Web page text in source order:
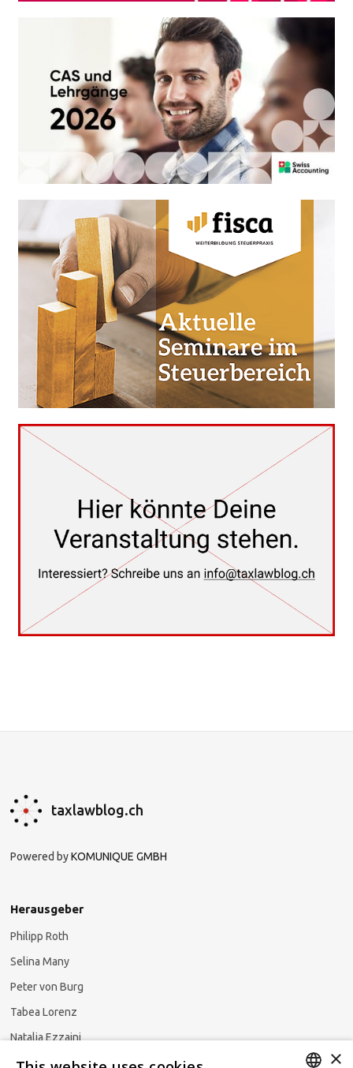
taxlawblog.ch
Powered byKOMUNIQUE GMBH
Herausgeber
Philipp Roth
Selina Many
Peter von Burg
Tabea Lorenz
Natalja Ezzaini
×